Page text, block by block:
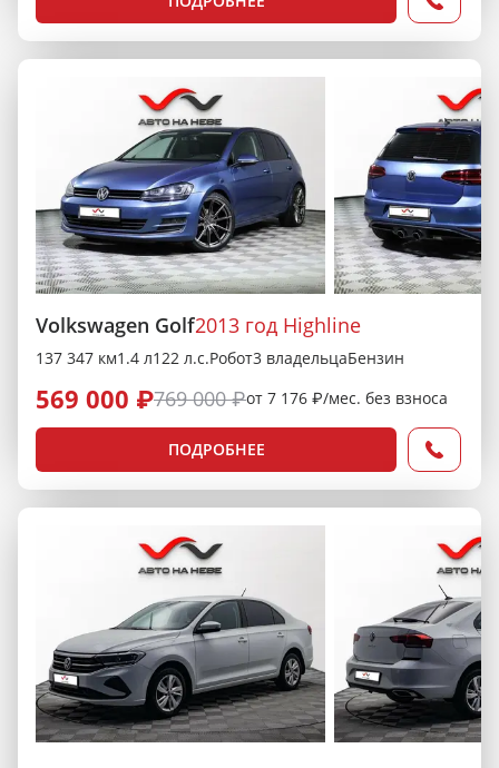
Volkswagen Golf2013 год Highline
137 347 км1.4 л122 л.с.Робот3 владельцаБензин
569 000 ₽769 000 ₽от 7 176 ₽/мес. без взноса
ПОДРОБНЕЕ